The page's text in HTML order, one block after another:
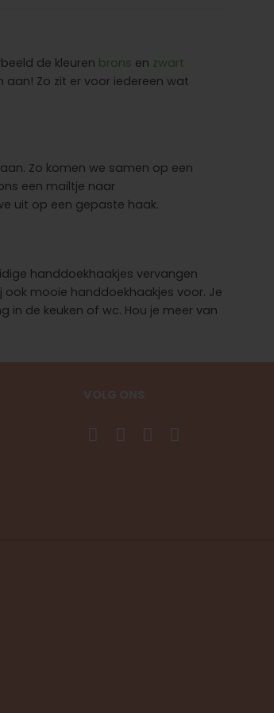
de kleuren brons en zwart
aan! Zo zit er voor iedereen wat
Zo komen we samen op een
een mailtje naar
uit op een gepaste haak.
handdoekhaakjes vervangen
mooie handdoekhaakjes voor. Je
in de keuken of wc. Hou je meer van